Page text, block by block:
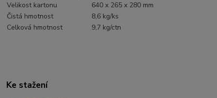
Velikost kartonu
640 x 265 x 280 mm
Čistá hmotnost
8,6 kg/ks
Celková hmotnost
9,7 kg/ctn
Ke stažení